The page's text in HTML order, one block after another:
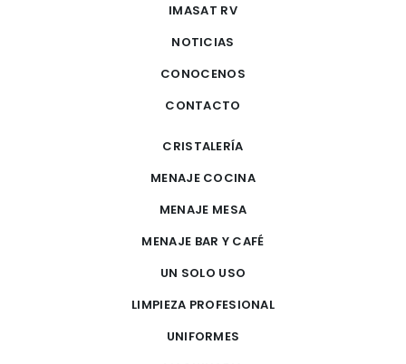
IMASAT RV
NOTICIAS
CONOCENOS
CONTACTO
CRISTALERÍA
MENAJE COCINA
MENAJE MESA
MENAJE BAR Y CAFÉ
UN SOLO USO
LIMPIEZA PROFESIONAL
UNIFORMES